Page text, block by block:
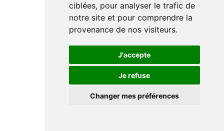
ciblées, pour analyser le trafic de
notre site et pour comprendre la
provenance de nos visiteurs.
J'accepte
Je refuse
Changer mes préférences
ciblées, pour analyser le trafic de
notre site et pour comprendre la
provenance de nos visiteurs.
J'accepte
Je refuse
Changer mes préférences